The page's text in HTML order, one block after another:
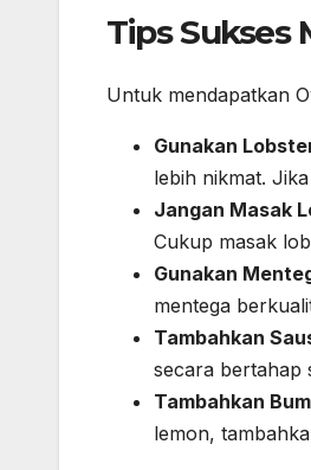
Tips Sukses
Untuk mendapatkan
Gunakan
lebih nikmat.
Jangan Masak
Cukup masak
Gunakan
mentega
Tambahkan
secara bertahap
Tambahkan
lemon,